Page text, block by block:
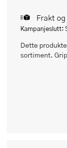
Frakt
Kampanjeslutt:
Dette
sortiment.